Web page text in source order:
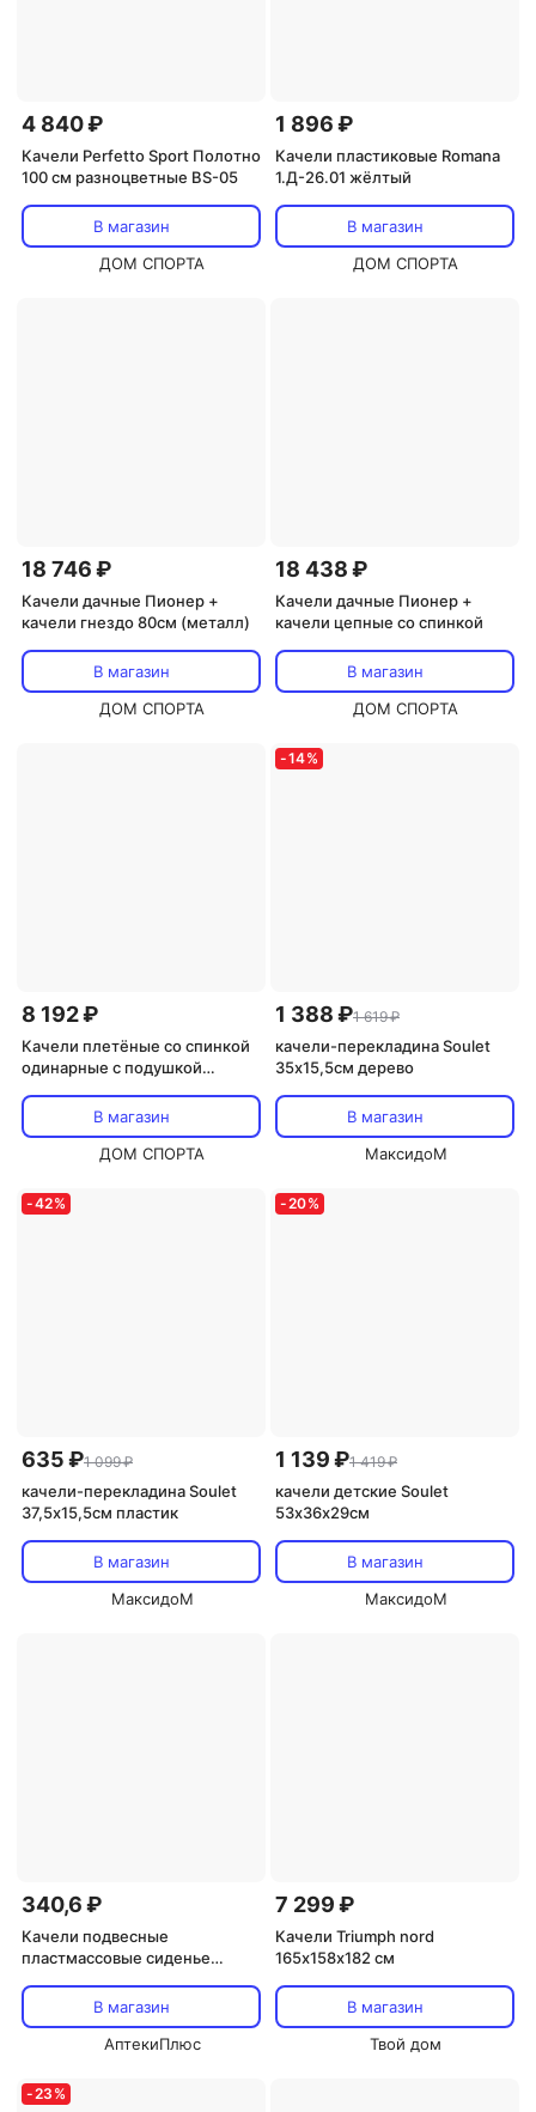
4 840 ₽
Качели Perfetto Sport Полотно
100 см разноцветные BS-05
В магазин
ДОМ СПОРТА
1 896 ₽
Качели пластиковые Romana
1.Д-26.01 жёлтый
В магазин
ДОМ СПОРТА
18 746 ₽
Качели дачные Пионер +
качели гнездо 80см (металл)
В магазин
ДОМ СПОРТА
18 438 ₽
Качели дачные Пионер +
качели цепные со спинкой
В магазин
ДОМ СПОРТА
8 192 ₽
Качели плетёные со спинкой
одинарные с подушкой
В магазин
ДОМ СПОРТА
-14%
1 388 ₽1 619 ₽
качели-перекладина Soulet
35х15,5см дерево
В магазин
МаксидоМ
-42%
635 ₽1 099 ₽
качели-перекладина Soulet
37,5х15,5см пластик
В магазин
МаксидоМ
-20%
1 139 ₽1 419 ₽
качели детские Soulet
53х36х29см
В магазин
МаксидоМ
340,6 ₽
Качели подвесные
пластмассовые сиденье
В магазин
АптекиПлюс
7 299 ₽
Качели Triumph nord
165х158х182 см
В магазин
Твой дом
-23 %